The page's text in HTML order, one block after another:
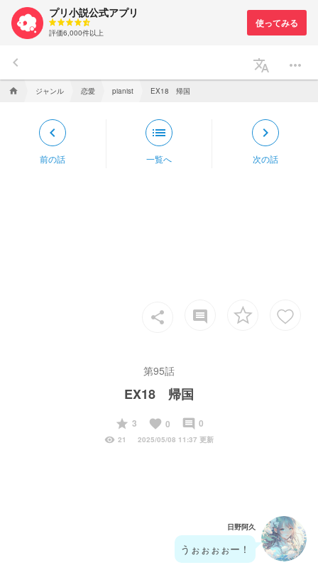
プリ小説公式アプリ
評価6,000件以上
keyboard_arrow_left translate more_horiz
home ジャンル 恋愛 pianist EX18 帰国
keyboard_arrow_left
前の話
list
一覧へ
keyboard_arrow_right
次の話
share insert_comment
第95話
EX18 帰国
start
3 favorite 0 insert_comment 0
visibility 21 2025/05/08 11:37 更新
日野阿久
うぉぉぉぉー！